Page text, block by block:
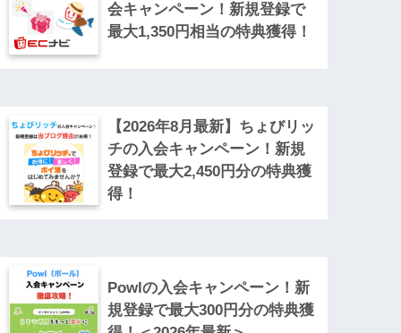
会キャンペーン！新規登録で
最大1,350円相当の特典獲得！
【2026年8月最新】ちょびリッ
チの入会キャンペーン！新規
登録で最大2,450円分の特典獲
得！
Powlの入会キャンペーン！新
規登録で最大300円分の特典獲